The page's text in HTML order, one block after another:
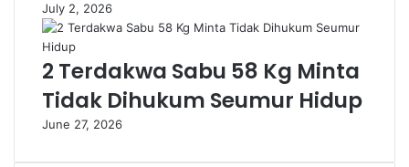
July 2, 2026
2 Terdakwa Sabu 58 Kg Minta
Tidak Dihukum Seumur Hidup
June 27, 2026